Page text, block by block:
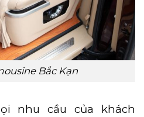
Bắc Kạn
nhu cầu của khách